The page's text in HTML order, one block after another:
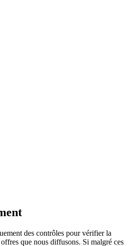
des contrôles pour vérifier la
que nous diffusons. Si malgré ces